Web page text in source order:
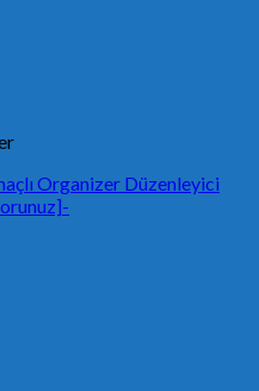
Organizer Düzenleyici